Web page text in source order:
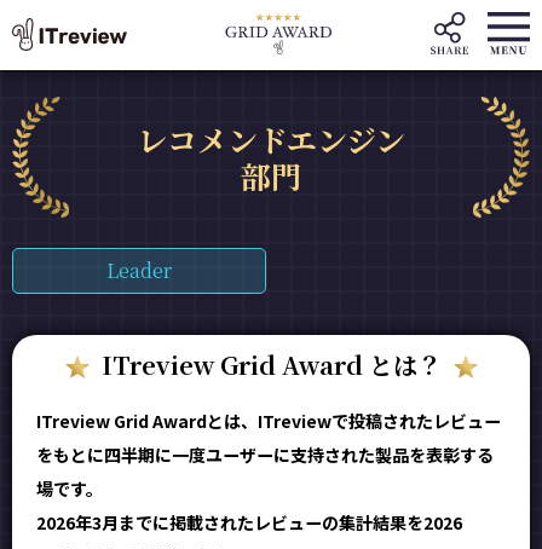
レコメンドエンジン
部門
Leader
ITreview Grid Award とは？
ITreview Grid Awardとは、ITreviewで投稿されたレビュー
をもとに四半期に一度ユーザーに支持された製品を表彰する
場です。
2026年3月までに掲載されたレビューの集計結果を2026